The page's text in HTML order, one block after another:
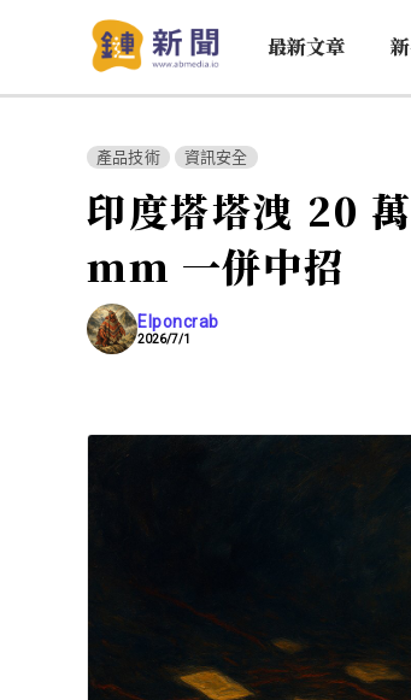
最新文章
產品技術 資訊安全
印度塔塔洩 20
mm 一併中招
Elponcrab
2026/7/1